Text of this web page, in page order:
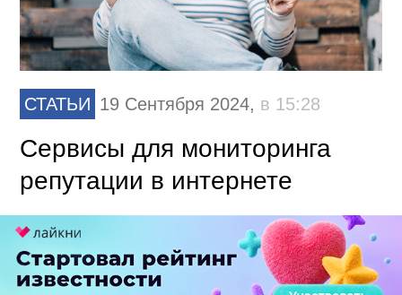
СТАТЬИ 19 Сентября 2024, в 15:28
Cервисы для мониторинга
репутации в интернете